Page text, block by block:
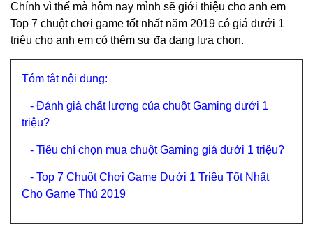
Chính vì thế mà hôm nay mình sẽ giới thiệu cho anh em
Top 7 chuột chơi game tốt nhất năm 2019 có giá dưới 1
triệu cho anh em có thêm sự đa dạng lựa chọn.
Tóm tắt nội dung:
- Đánh giá chất lượng của chuột Gaming dưới 1
triệu?
- Tiêu chí chọn mua chuột Gaming giá dưới 1 triệu?
- Top 7 Chuột Chơi Game Dưới 1 Triệu Tốt Nhất
Cho Game Thủ 2019